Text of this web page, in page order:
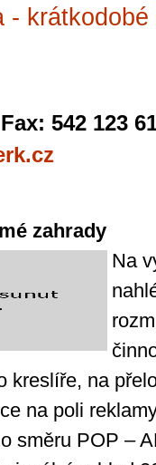
-
542 123
zahrady
Na
kreslíře, na
na poli
směru POP –
Průvodce
Brno je
zajímavé
restaurace,
kde si
nabídku her
pro pravidelné